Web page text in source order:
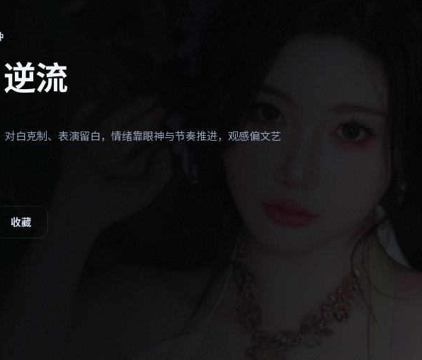
流
白克制、表演留白，情绪靠眼神与节奏推进，观感偏文艺
收藏